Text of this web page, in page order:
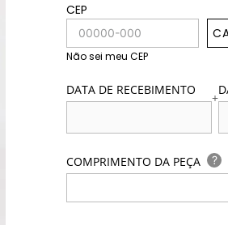
CEP
Não sei meu CEP
DATA DE RECEBIMENTO +
COMPRIMENTO DA PEÇA ?